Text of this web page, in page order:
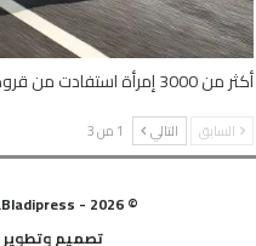
أكثر من 3000 إمرأة استفادت من قروض البنك السعودي للتسليف في…
السابق التالي 1 من 3
© 2026 - Bladipress. جميع الحقوق محفوظة.
تصميم وتطوير